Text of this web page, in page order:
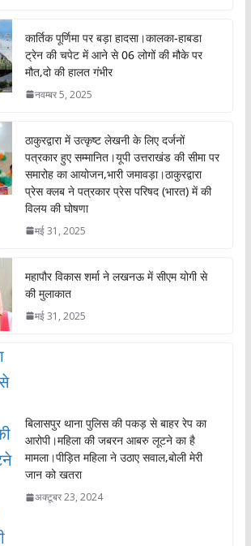
कार्तिक पूर्णिमा पर बड़ा हादसा।कालका-हाबडा
ट्रेन की चपेट में आने से 06 लोगों की मौके पर
मौत,दो की हालत गंभीर
नवम्बर 5, 2025
ठाकुरद्वारा में उत्कृष्ट लेखनी के लिए दर्जनों
पत्रकार हुए सम्मानित।यूपी उत्तराखंड की सीमा पर
समारोह का आयोजन,भारी जमावड़ा।ठाकुरद्वारा
प्रेस क्लब ने पत्रकार प्रेस परिषद (भारत) में की
विलय की घोषणा
मई 31, 2025
महापौर विकास शर्मा ने लखनऊ में सीएम योगी से
की मुलाकात
मई 31, 2025
बिलासपुर थाना पुलिस की पकड़ से बाहर रेप का
आरोपी।महिला की जबरन आबरु लूटने का है
मामला।पीड़ित महिला ने उठाए सवाल,बोली मेरी
जान को खतरा
अक्टूबर 23, 2024